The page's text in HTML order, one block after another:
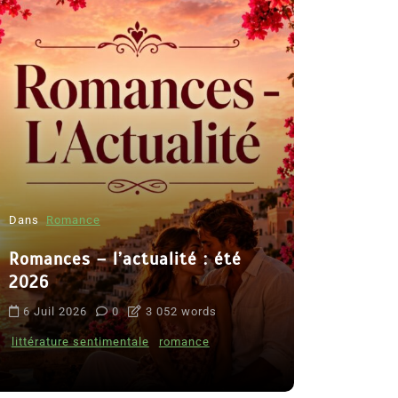
Dans Romance
Romances – l’actualité : été
2026
6 Juil 2026 0 3 052 words
littérature sentimentale romance